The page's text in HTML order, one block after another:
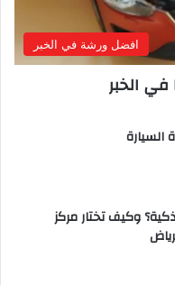
افضل ورشة في الخبر
الخبر
السيارة
وكيف تختار مركز